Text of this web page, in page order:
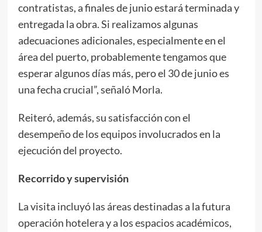
contratistas, a finales de junio estará terminada y
entregada la obra. Si realizamos algunas
adecuaciones adicionales, especialmente en el
área del puerto, probablemente tengamos que
esperar algunos días más, pero el 30 de junio es
una fecha crucial”, señaló Morla.
Reiteró, además, su satisfacción con el
desempeño de los equipos involucrados en la
ejecución del proyecto.
Recorrido y supervisión
La visita incluyó las áreas destinadas a la futura
operación hotelera y a los espacios académicos,